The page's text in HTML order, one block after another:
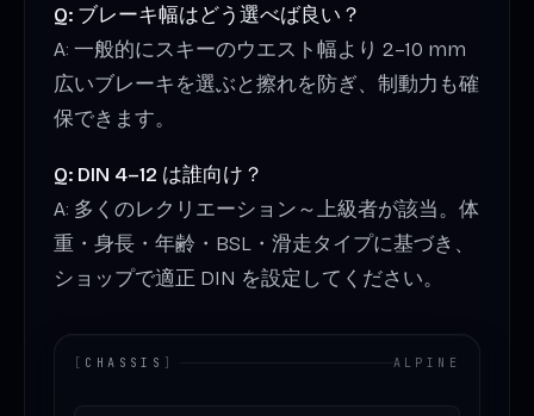
Q: ブレーキ幅はどう選べば良い？
A: 一般的にスキーのウエスト幅より 2–10 mm
広いブレーキを選ぶと擦れを防ぎ、制動力も確
保できます。
Q: DIN 4–12 は誰向け？
A: 多くのレクリエーション～上級者が該当。体
重・身長・年齢・BSL・滑走タイプに基づき、
ショップで適正 DIN を設定してください。
[ CHASSIS ] ALPINE